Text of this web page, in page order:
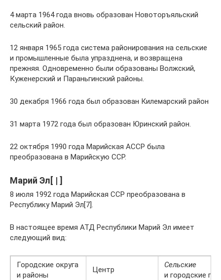
4 марта 1964 года вновь образован Новоторъяльский
сельский район.
12 января 1965 года система районирования на сельские
и промышленные была упразднена, и возвращена
прежняя. Одновременно были образованы Волжский,
Куженерский и Параньгинский районы.
30 декабря 1966 года был образован Килемарский район
31 марта 1972 года был образован Юринский район.
22 октября 1990 года Марийская АССР была
преобразована в Марийскую ССР.
Марий Эл[ | ]
8 июля 1992 года Марийская ССР преобразована в
Республику Марий Эл[7].
В настоящее время АТД Республики Марий Эл имеет
следующий вид:
Городские округа
и районы
Центр
Сельские
и городские